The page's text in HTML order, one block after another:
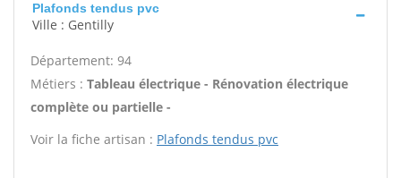
Plafonds tendus pvc
Ville : Gentilly
Département: 94
Métiers : Tableau électrique - Rénovation électrique
complète ou partielle -
Voir la fiche artisan : Plafonds tendus pvc